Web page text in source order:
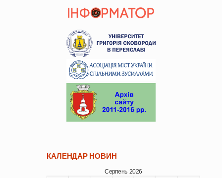
КАЛЕНДАР НОВИН
Серпень 2026